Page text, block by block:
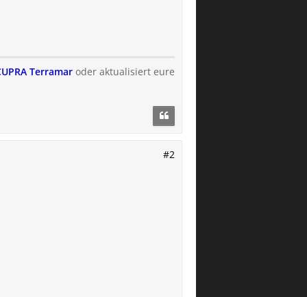
Terramar oder aktualisiert eure
#2